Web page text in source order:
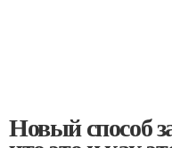
Новый способ